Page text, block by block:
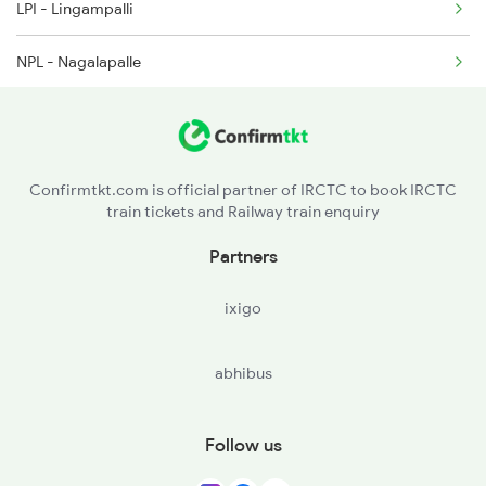
17050 Seat Availability
17073 Seat Availability
LPI - Lingampalli
NPL - Nagalapalle
CTF - Chitgidda
Confirmtkt.com is official partner of IRCTC to book IRCTC
train tickets and Railway train enquiry
Partners
ixigo
abhibus
Follow us